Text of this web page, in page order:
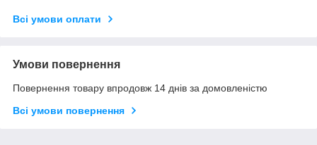
Всі умови оплати
Умови повернення
Повернення товару впродовж 14 днів за домовленістю
Всі умови повернення